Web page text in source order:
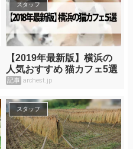
スタッフ
【2019年最新版】横浜の
人気おすすめ 猫カフェ5選
記事 archest.jp
スタッフ